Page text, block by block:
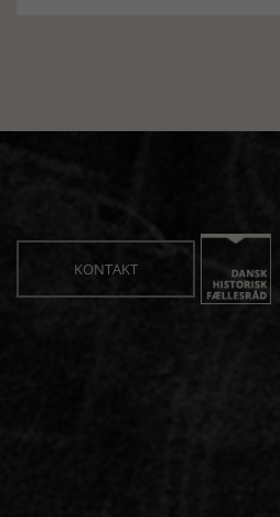
KONTAKT